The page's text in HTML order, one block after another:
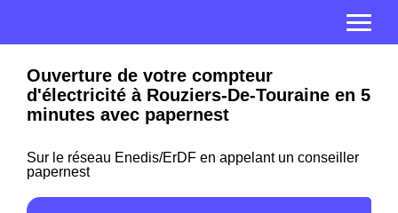
Ouverture de votre compteur
d'électricité à Rouziers-De-Touraine en 5
minutes avec papernest
Sur le réseau Enedis/ErDF en appelant un conseiller
papernest